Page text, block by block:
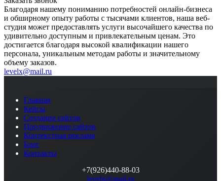
Благодаря нашему пониманию потребностей онлайн-бизнеса
и обширному опыту работы с тысячами клиентов, наша веб-
студия может предоставлять услуги высочайшего качества по
удивительно доступным и привлекательным ценам. Это
достигается благодаря высокой квалификации нашего
персонала, уникальным методам работы и значительному
объему заказов.
levelx@mail.ru
Главная
Кейсы
Создание сайтов
Продвижение сайтов
Контекстная реклама
Блог
Контакты
+7(926)440-88-03
levelx@mail.ru